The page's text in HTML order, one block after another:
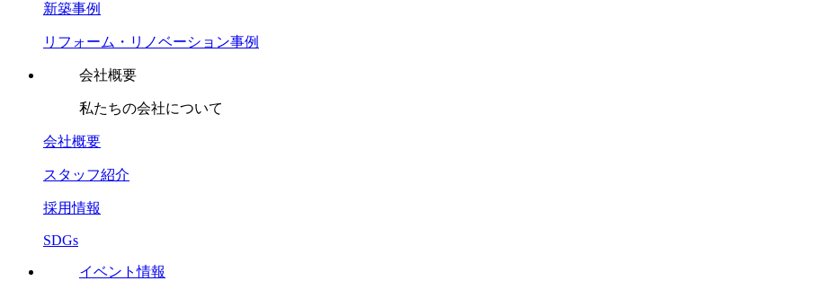
新築事例
リフォーム・リノベーション事例
会社概要
私たちの会社について
会社概要
スタッフ紹介
採用情報
SDGs
イベント情報